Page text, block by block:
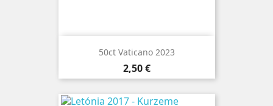
50ct Vaticano 2023
Preço
2,50 €